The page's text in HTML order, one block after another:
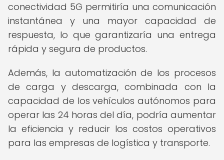
conectividad 5G permitiría una comunicación
instantánea y una mayor capacidad de
respuesta, lo que garantizaría una entrega
rápida y segura de productos.
Además, la automatización de los procesos
de carga y descarga, combinada con la
capacidad de los vehículos autónomos para
operar las 24 horas del día, podría aumentar
la eficiencia y reducir los costos operativos
para las empresas de logística y transporte.